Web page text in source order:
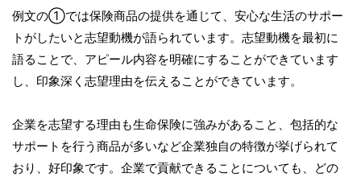
例文の①では保険商品の提供を通じて、安心な生活のサポー
トがしたいと志望動機が語られています。志望動機を最初に
語ることで、アピール内容を明確にすることができています
し、印象深く志望理由を伝えることができています。
企業を志望する理由も生命保険に強みがあること、包括的な
サポートを行う商品が多いなど企業独自の特徴が挙げられて
おり、好印象です。企業で貢献できることについても、どの